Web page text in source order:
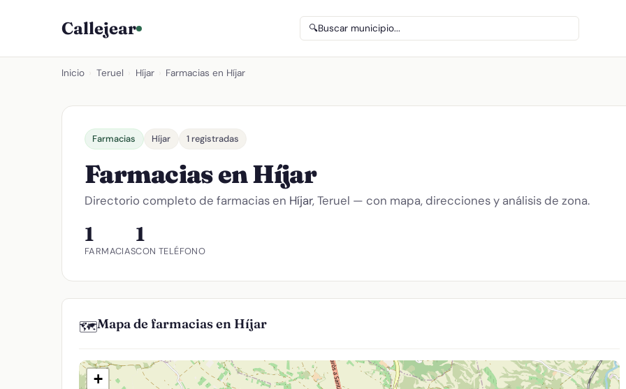
Callejear 🔍Buscar municipio...
Inicio Teruel Híjar Farmacias en Híjar
Farmacias Híjar 1 registradas
Farmacias en Híjar
Directorio completo de farmacias en Híjar, Teruel — con mapa, direcciones y análisis de zona.
1
FARMACIAS
1
CON TELÉFONO
🗺️Mapa de farmacias en Híjar
+